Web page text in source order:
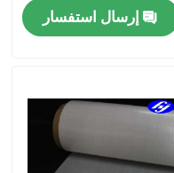
إرسال استفسار